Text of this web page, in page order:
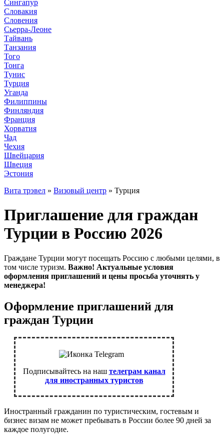
Сингапур
Словакия
Словения
Сьерра-Леоне
Тайвань
Танзания
Того
Тонга
Тунис
Турция
Уганда
Филиппины
Финляндия
Франция
Хорватия
Чад
Чехия
Швейцария
Швеция
Эстония
Вита трэвел » Визовый центр » Турция
Приглашение для граждан
Турции в Россию 2026
Граждане Турции могут посещать Россию с любыми целями, в
том числе туризм. Важно! Актуальные условия
оформления приглашений и цены просьба уточнять у
менеджера!
Оформление приглашений для
граждан Турции
Подписывайтесь на наш телеграм канал
для иностранных туристов
Иностранный гражданин по туристическим, гостевым и
бизнес визам не может пребывать в России более 90 дней за
каждое полугодие.